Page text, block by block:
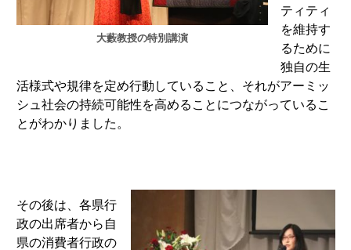
大藪教授の特別講演
ティティ
を維持す
るために
独自の生
活様式や規律を定め行動していること、それがアーミッ
シュ社会の持続可能性を高めることにつながっているこ
とがわかりました。
その後は、各県行
政の出席者から自
県の消費者行政の